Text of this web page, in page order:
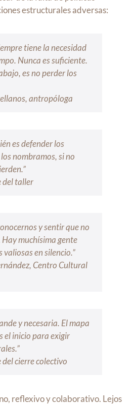
estructurales adversas:
tiene la necesidad
Nunca es suficiente.
es no perder los
antropóloga
es defender los
nombramos, si no
taller
y sentir que no
muchísima gente
valiosas en silencio.”
Centro Cultural
y necesaria. El mapa
el inicio para exigir
cierre colectivo
reflexivo y colaborativo. Lejos